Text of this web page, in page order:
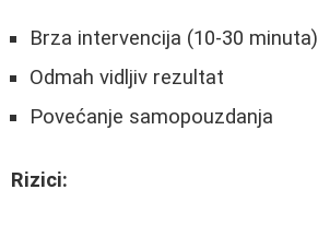
Brza intervencija (10-30 minuta)
Odmah vidljiv rezultat
Povećanje samopouzdanja
Rizici: